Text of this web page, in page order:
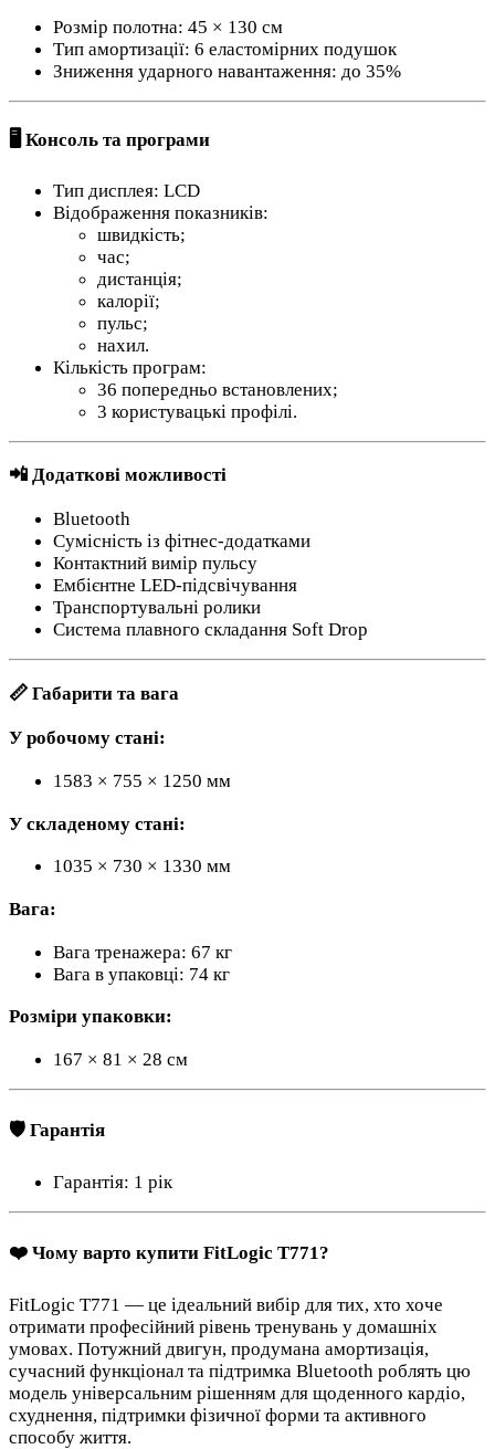
Розмір полотна: 45 × 130 см
Тип амортизації: 6 еластомірних подушок
Зниження ударного навантаження: до 35%
🖥 Консоль та програми
Тип дисплея: LCD
Відображення показників:
швидкість;
час;
дистанція;
калорії;
пульс;
нахил.
Кількість програм:
36 попередньо встановлених;
3 користувацькі профілі.
📲 Додаткові можливості
Bluetooth
Сумісність із фітнес-додатками
Контактний вимір пульсу
Ембієнтне LED-підсвічування
Транспортувальні ролики
Система плавного складання Soft Drop
📏 Габарити та вага
У робочому стані:
1583 × 755 × 1250 мм
У складеному стані:
1035 × 730 × 1330 мм
Вага:
Вага тренажера: 67 кг
Вага в упаковці: 74 кг
Розміри упаковки:
167 × 81 × 28 см
🛡 Гарантія
Гарантія: 1 рік
❤️ Чому варто купити FitLogic T771?
FitLogic T771 — це ідеальний вибір для тих, хто хоче
отримати професійний рівень тренувань у домашніх
умовах. Потужний двигун, продумана амортизація,
сучасний функціонал та підтримка Bluetooth роблять цю
модель універсальним рішенням для щоденного кардіо,
схуднення, підтримки фізичної форми та активного
способу життя.